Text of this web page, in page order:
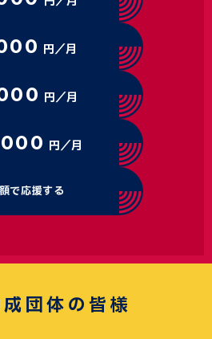
円／月
円／月
円／月
で応援する
団体の皆様